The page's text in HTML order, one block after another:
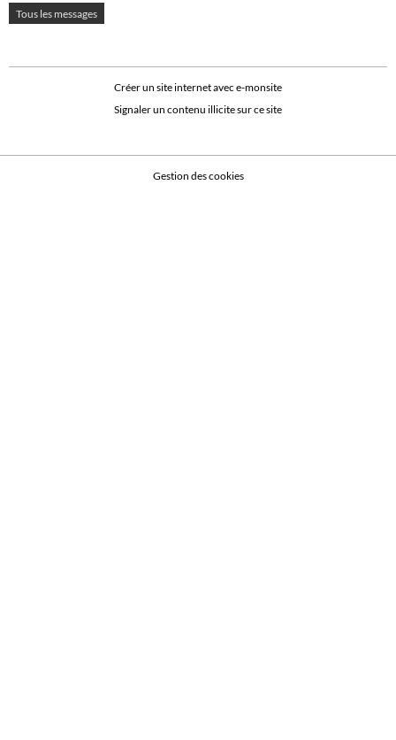
Tous les messages
Créer un site internet avec e-monsite
Signaler un contenu illicite sur ce site
Gestion des cookies